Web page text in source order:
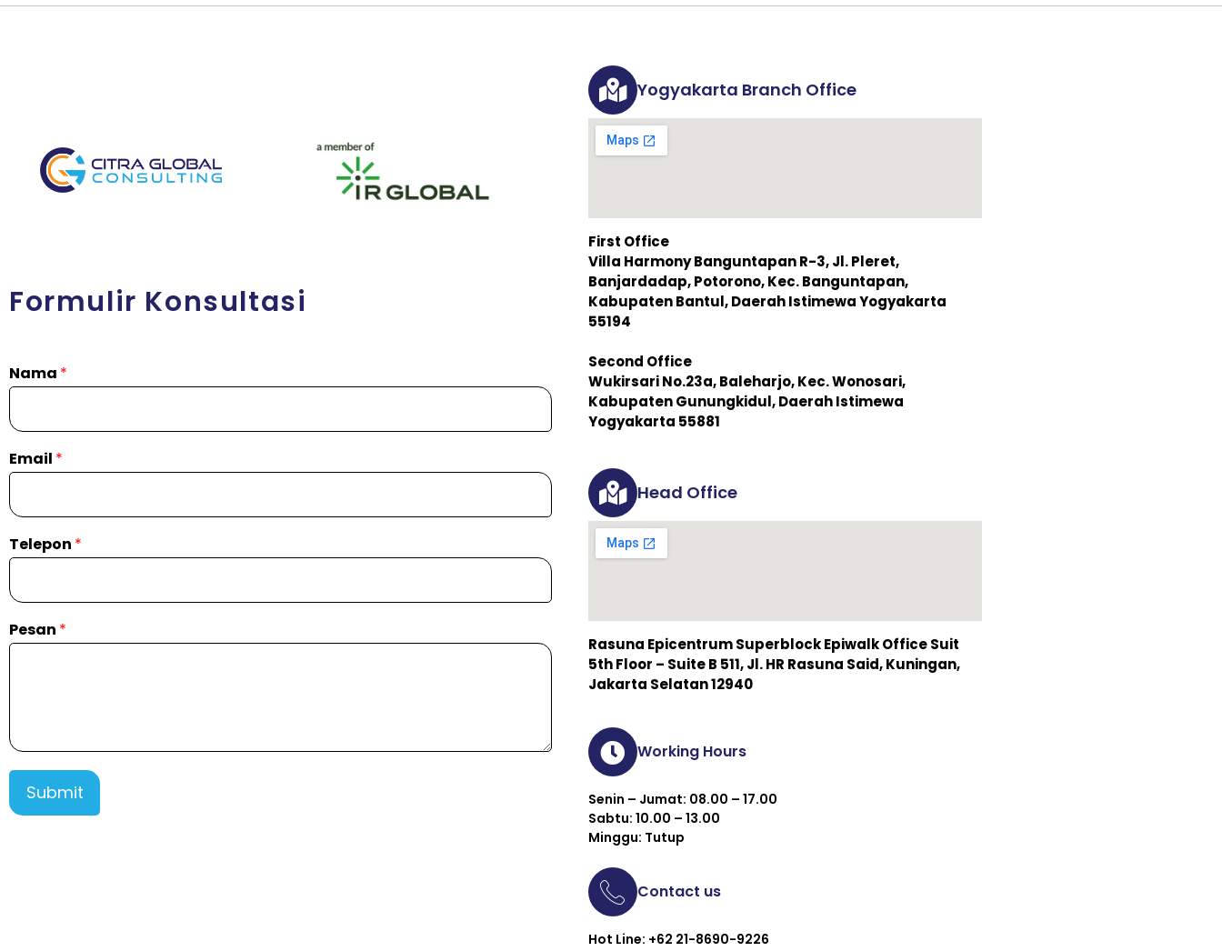
Formulir Konsultasi
Nama *
Email *
Telepon *
Pesan *
Submit
Yogyakarta Branch Office
First Office
Villa Harmony Banguntapan R-3, Jl. Pleret,
Banjardadap, Potorono, Kec. Banguntapan,
Kabupaten Bantul, Daerah Istimewa Yogyakarta
55194
Second Office
Wukirsari No.23a, Baleharjo, Kec. Wonosari,
Kabupaten Gunungkidul, Daerah Istimewa
Yogyakarta 55881
Head Office
Rasuna Epicentrum Superblock Epiwalk Office Suit
5th Floor – Suite B 511, Jl. HR Rasuna Said, Kuningan,
Jakarta Selatan 12940
Working Hours
Senin – Jumat: 08.00 – 17.00
Sabtu: 10.00 – 13.00
Minggu: Tutup
Contact us
Hot Line: +62 21-8690-9226